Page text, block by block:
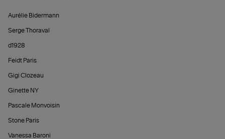
Aurélie Bidermann
Serge Thoraval
d1928
Feidt Paris
Gigi Clozeau
Ginette NY
Pascale Monvoisin
Stone Paris
Vanessa Baroni